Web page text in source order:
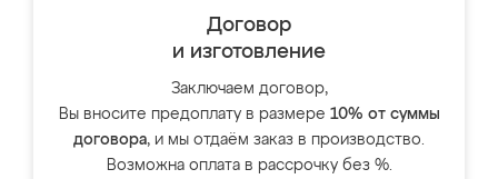
Договор
и изготовление
Заключаем договор,
Вы вносите предоплату в размере 10% от суммы
договора, и мы отдаём заказ в производство.
Возможна оплата в рассрочку без %.